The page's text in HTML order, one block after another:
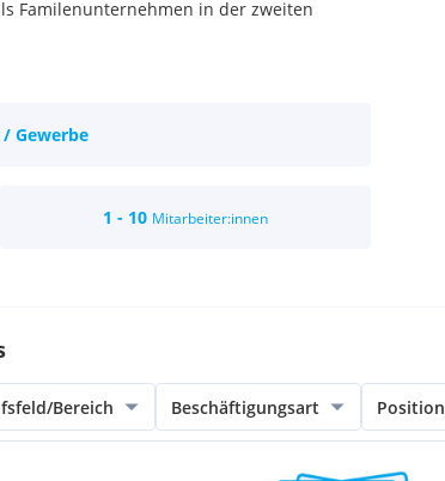
Familenunternehmen in der zweiten
Gewerbe
1 - 10 Mitarbeiter:innen
Bereich Beschäftigungsart Position